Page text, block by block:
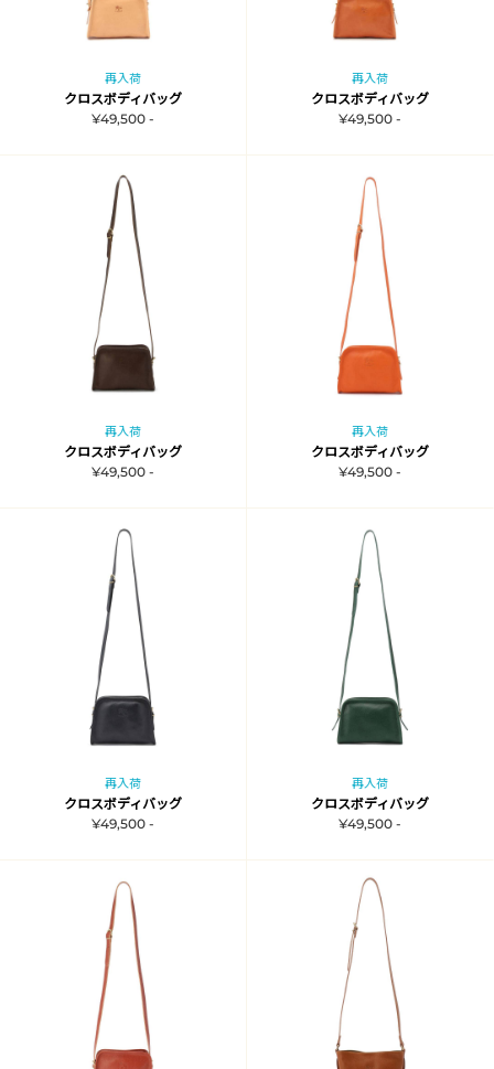
再入荷
クロスボディバッグ
¥49,500 -
再入荷
クロスボディバッグ
¥49,500 -
再入荷
クロスボディバッグ
¥49,500 -
再入荷
クロスボディバッグ
¥49,500 -
再入荷
クロスボディバッグ
¥49,500 -
再入荷
クロスボディバッグ
¥49,500 -